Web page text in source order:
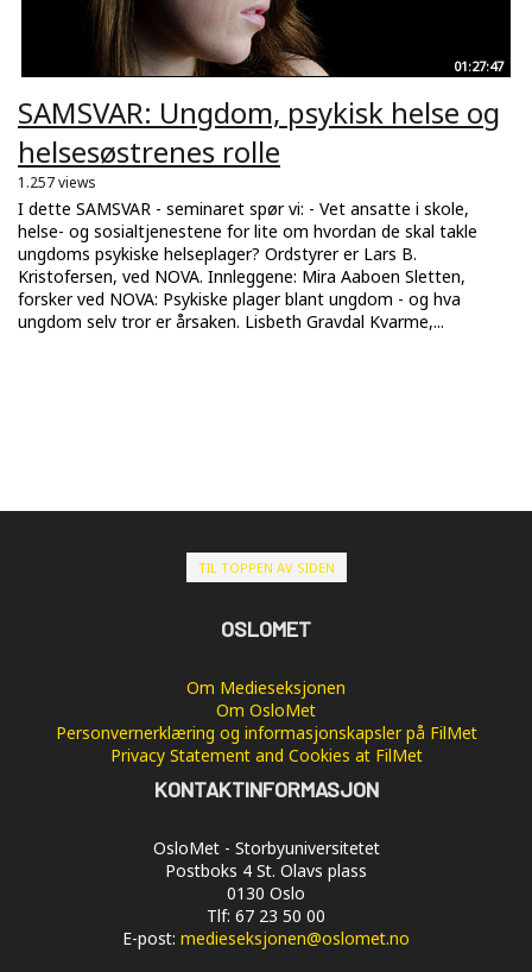
01:27:47
SAMSVAR: Ungdom, psykisk helse og
helsesøstrenes rolle
1.257 views
I dette SAMSVAR - seminaret spør vi: - Vet ansatte i skole,
helse- og sosialtjenestene for lite om hvordan de skal takle
ungdoms psykiske helseplager? Ordstyrer er Lars B.
Kristofersen, ved NOVA. Innleggene: Mira Aaboen Sletten,
forsker ved NOVA: Psykiske plager blant ungdom - og hva
ungdom selv tror er årsaken. Lisbeth Gravdal Kvarme,...
TIL TOPPEN AV SIDEN
OSLOMET
Om Medieseksjonen
Om OsloMet
Personvernerklæring og informasjonskapsler på FilMet
Privacy Statement and Cookies at FilMet
KONTAKTINFORMASJON
OsloMet - Storbyuniversitetet
Postboks 4 St. Olavs plass
0130 Oslo
Tlf: 67 23 50 00
E-post: medieseksjonen@oslomet.no